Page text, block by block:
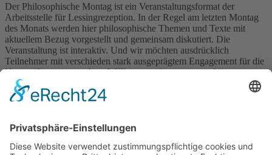
Der Philosophische Montag ist ein Veranstaltungsformat der
Arbeitsstelle für Lessingrezeption. In der Regel am letzten Montag
des Monats werden hier philosophische Themen und Texte mit
aktuellem Bezug vorgestellt und gemeinsam diskutiert. Die
Veranstaltung ist interaktiv. Und wir möchten ausdrücklich
Teilnehmer mit verschieden stark ausgeprägtem Engagement für die
Veranstaltung ansprechen: Willkommen ist, wer nur zuhören
möchte, wer über das Gehörte mitdiskutieren möchte, wer zur
Vorbereitung Texte lesen möchte, wer selbst ein Thema vorstellen
möchte. Der Veranstalter wird die einzelnen Themen jeweils in
Aktuelle Informationen zur Reihe und zu den jeweiligen aktuellen
https://www.lessingrezeption-kamenz.de/Projekte/articles/der-